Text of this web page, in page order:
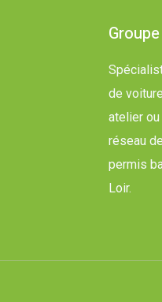
de
atelier ou
réseau
permis
Loir.